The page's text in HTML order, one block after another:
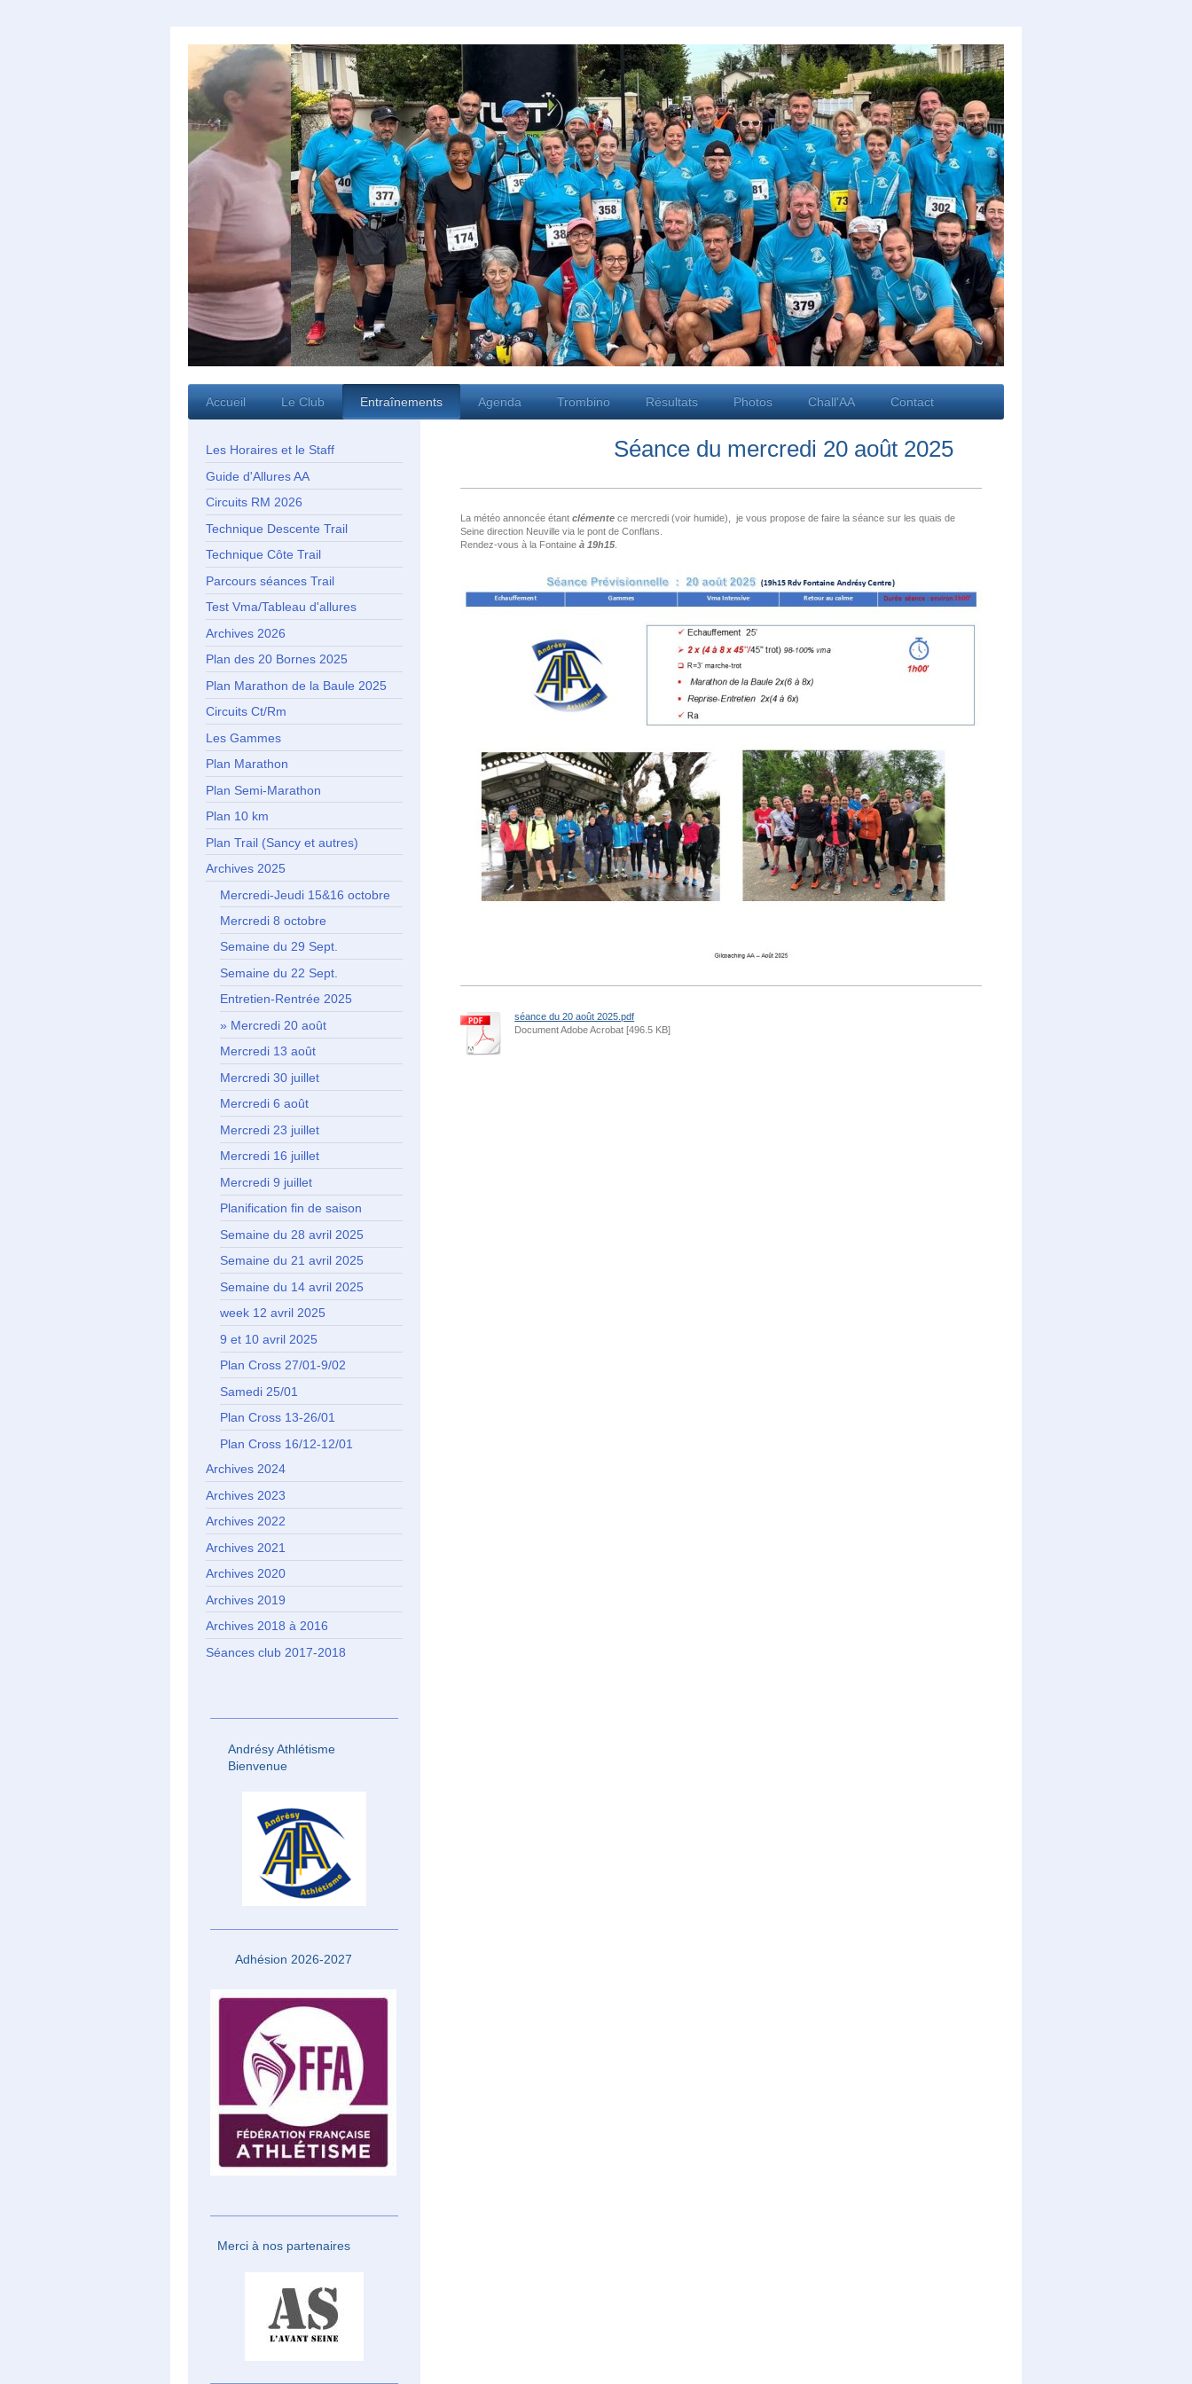
Accueil Le Club Entraînements Agenda Trombino Résultats Photos Chall'AA Contact
Séance du mercredi 20 août 2025
La météo annoncée étantclémente ce mercredi (voir humide), je vous propose de faire la séance sur les quais de
Seine direction Neuville via le pont de Conflans.
Rendez-vous à la Fontaineà 19h15
séance du 20 août 2025.pdf
Document Adobe Acrobat [496.5 KB]
Les Horaires et le Staff
Guide d'Allures AA
Circuits RM 2026
Technique Descente Trail
Technique Côte Trail
Parcours séances Trail
Test Vma/Tableau d'allures
Archives 2026
Plan des 20 Bornes 2025
Plan Marathon de la Baule 2025
Circuits Ct/Rm
Les Gammes
Plan Marathon
Plan Semi-Marathon
Plan 10 km
Plan Trail (Sancy et autres)
Archives 2025
Mercredi-Jeudi 15&16 octobre
Mercredi 8 octobre
Semaine du 29 Sept.
Semaine du 22 Sept.
Entretien-Rentrée 2025
Mercredi 20 août
Mercredi 13 août
Mercredi 30 juillet
Mercredi 6 août
Mercredi 23 juillet
Mercredi 16 juillet
Mercredi 9 juillet
Planification fin de saison
Semaine du 28 avril 2025
Semaine du 21 avril 2025
Semaine du 14 avril 2025
week 12 avril 2025
9 et 10 avril 2025
Plan Cross 27/01-9/02
Samedi 25/01
Plan Cross 13-26/01
Plan Cross 16/12-12/01
Archives 2024
Archives 2023
Archives 2022
Archives 2021
Archives 2020
Archives 2019
Archives 2018 à 2016
Séances club 2017-2018
Andrésy Athlétisme
Bienvenue
Adhésion 2026-2027
Merci à nos partenaires